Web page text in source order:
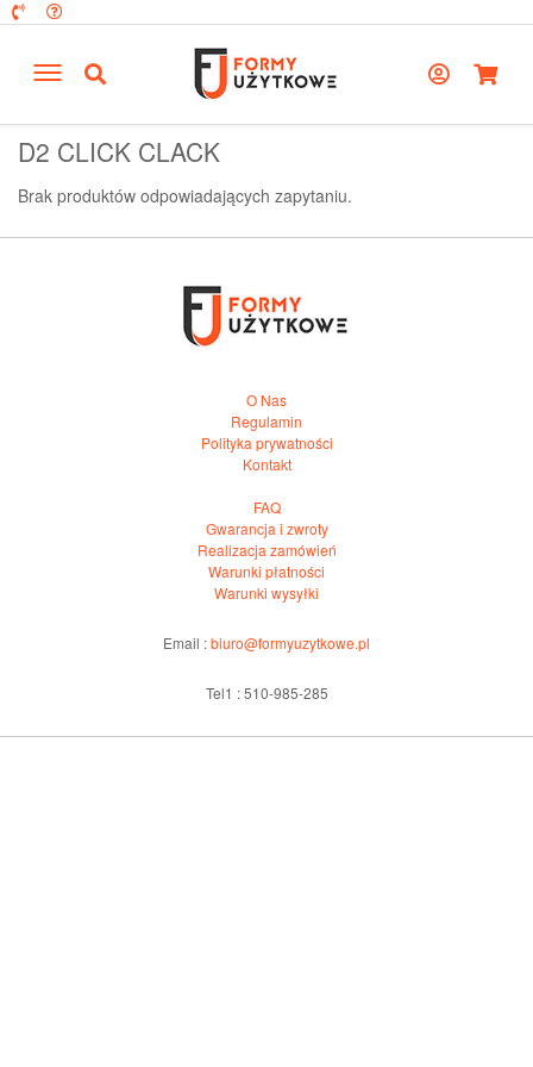
D2 CLICK CLACK
Brak produktów odpowiadających zapytaniu.
O Nas
Regulamin
Polityka prywatności
Kontakt
FAQ
Gwarancja i zwroty
Realizacja zamówień
Warunki płatności
Warunki wysyłki
Email :biuro@formyuzytkowe.pl
Tel1 : 510-985-285